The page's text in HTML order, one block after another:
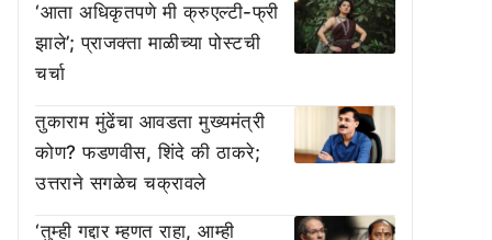
‘आता अधिकृतपणे मी क्रुएल्टी-फ्री
झाले’; प्राजक्ता माळीच्या पोस्टची
चर्चा
तुकाराम मुंढेंचा आवडता मुख्यमंत्री
कोण? फडणवीस, शिंदे की ठाकरे;
उत्तराने सगळेच चक्रावले
‘तुम्ही गद्दार म्हणत राहा, आम्ही